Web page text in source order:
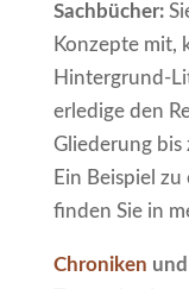
Sachbücher:
Konzepte mit,
Hintergrund-
erledige den
Gliederung bis
Ein Beispiel
finden Sie in
Chroniken und